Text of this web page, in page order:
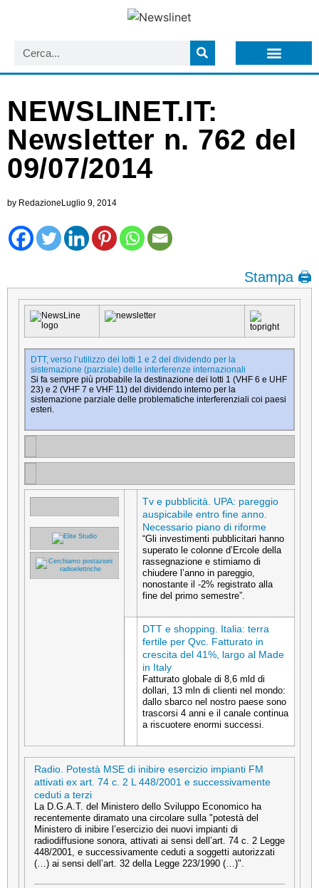
NEWSLINET.IT:
Newsletter n. 762 del
09/07/2014
by RedazioneLuglio 9, 2014
Stampa 🖨
DTT, verso l’utilizzo dei lotti 1 e 2 del dividendo per la
sistemazione (parziale) delle interferenze internazionali
Si fa sempre più probabile la destinazione dei lotti 1 (VHF 6 e UHF
23) e 2 (VHF 7 e VHF 11) del dividendo interno per la
sistemazione parziale delle problematiche interferenziali coi paesi
esteri.
Tv e pubblicità. UPA: pareggio
auspicabile entro fine anno.
Necessario piano di riforme
“Gli investimenti pubblicitari hanno
superato le colonne d’Ercole della
rassegnazione e stimiamo di
chiudere l’anno in pareggio,
nonostante il -2% registrato alla
fine del primo semestre”.
DTT e shopping. Italia: terra
fertile per Qvc. Fatturato in
crescita del 41%, largo al Made
in Italy
Fatturato globale di 8,6 mld di
dollari, 13 mln di clienti nel mondo:
dallo sbarco nel nostro paese sono
trascorsi 4 anni e il canale continua
a riscuotere enormi successi.
Radio. Potestà MSE di inibire esercizio impianti FM
attivati ex art. 74 c. 2 L 448/2001 e successivamente
ceduti a terzi
La D.G.A.T. del Ministero dello Sviluppo Economico ha
recentemente diramato una circolare sulla "potestà del
Ministero di inibire l’esercizio dei nuovi impianti di
radiodiffusione sonora, attivati ai sensi dell’art. 74 c. 2 Legge
448/2001, e successivamente ceduti a soggetti autorizzati
(…) ai sensi dell’art. 32 della Legge 223/1990 (…)".